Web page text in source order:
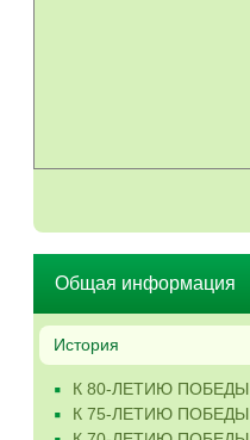
Общая информация
История
К 80-ЛЕТИЮ ПОБЕДЫ
К 75-ЛЕТИЮ ПОБЕДЫ